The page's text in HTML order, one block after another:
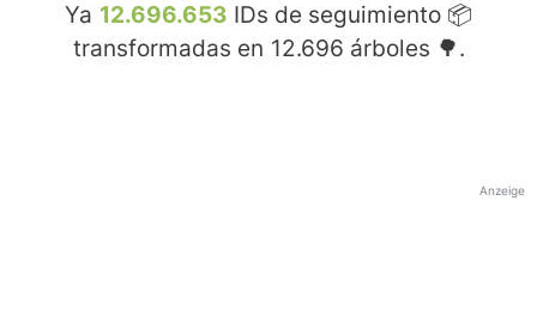
Ya 12.696.653 IDs de seguimiento 📦
transformadas en 12.696 árboles 🌳.
Anzeige